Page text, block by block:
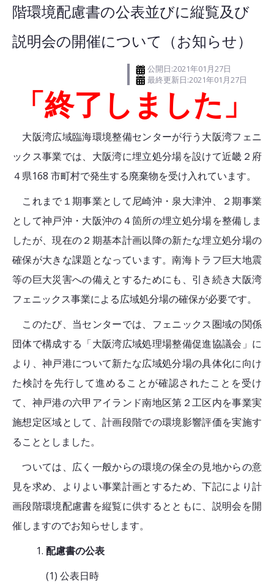
階環境配慮書の公表並びに縦覧及び
説明会の開催について（お知らせ）
公開日:2021年01月27日
最終更新日:2021年01月27日
「終了しました」
大阪湾広域臨海環境整備センターが行う大阪湾フェニ
ックス事業では、大阪湾に埋立処分場を設けて近畿２府
４県168 市町村で発生する廃棄物を受け入れています。
これまで１期事業として尼崎沖・泉大津沖、２期事業
として神戸沖・大阪沖の４箇所の埋立処分場を整備しま
したが、現在の２期基本計画以降の新たな埋立処分場の
確保が大きな課題となっています。南海トラフ巨大地震
等の巨大災害への備えとするためにも、引き続き大阪湾
フェニックス事業による広域処分場の確保が必要です。
このたび、当センターでは、フェニックス圏域の関係
団体で構成する「大阪湾広域処理場整備促進協議会」に
より、神戸港について新たな広域処分場の具体化に向け
た検討を先行して進めることが確認されたことを受け
て、神戸港の六甲アイランド南地区第２工区内を事業実
施想定区域として、計画段階での環境影響評価を実施す
ることとしました。
ついては、広く一般からの環境の保全の見地からの意
見を求め、よりよい事業計画とするため、下記により計
画段階環境配慮書を縦覧に供するとともに、説明会を開
催しますのでお知らせします。
配慮書の公表
(1) 公表日時